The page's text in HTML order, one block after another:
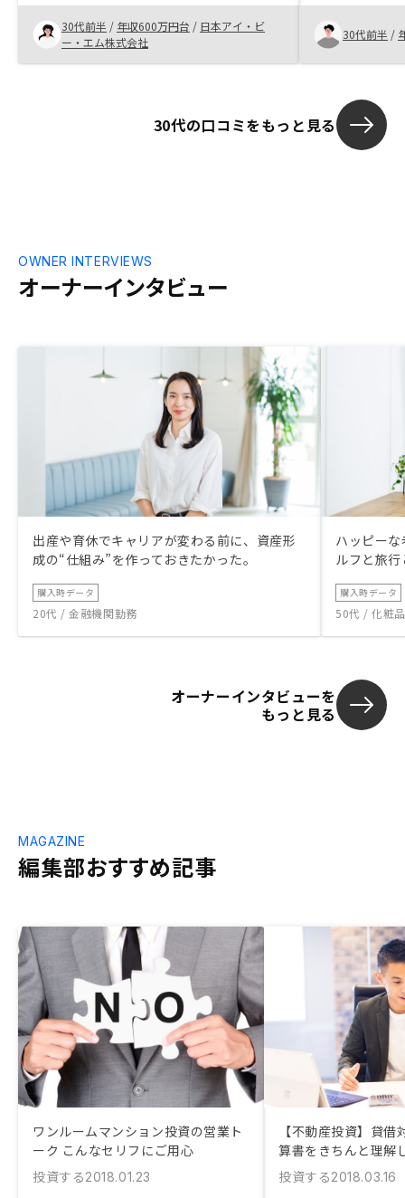
30代前半 / 年収600万円台 / 日本アイ・ビ
ー・エム株式会社
ョンはリノシ
回も信頼でき
時間より早め
た。
30代前半 /
30代の口コミをもっと見る
オーナーインタビュー
OWNER INTERVIEWS
出産や育休でキャリアが変わる前に、資産形
成の“仕組み”を作っておきたかった。
購入時データ
20代 / 金融機関勤務
ハッピー
ルフと旅
購入時データ
50代 / 化粧
オーナーインタビューを
もっと見る
編集部おすすめ記事
MAGAZINE
ワンルームマンション投資の営業ト
ーク こんなセリフにご用心
投資する2018.01.23
【不動産投資】貸
算書をきちんと理解
投資する2018.03.16